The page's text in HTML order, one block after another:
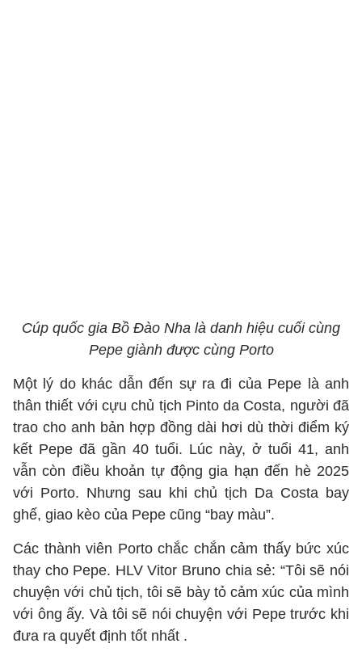
Cúp quốc gia Bồ Đào Nha là danh hiệu cuối cùng
Pepe giành được cùng Porto
Một lý do khác dẫn đến sự ra đi của Pepe là anh
thân thiết với cựu chủ tịch Pinto da Costa, người đã
trao cho anh bản hợp đồng dài hơi dù thời điểm ký
kết Pepe đã gần 40 tuổi. Lúc này, ở tuổi 41, anh
vẫn còn điều khoản tự động gia hạn đến hè 2025
với Porto. Nhưng sau khi chủ tịch Da Costa bay
ghế, giao kèo của Pepe cũng “bay màu”.
Các thành viên Porto chắc chắn cảm thấy bức xúc
thay cho Pepe. HLV Vitor Bruno chia sẻ: “Tôi sẽ nói
chuyện với chủ tịch, tôi sẽ bày tỏ cảm xúc của mình
với ông ấy. Và tôi sẽ nói chuyện với Pepe trước khi
đưa ra quyết định tốt nhất .